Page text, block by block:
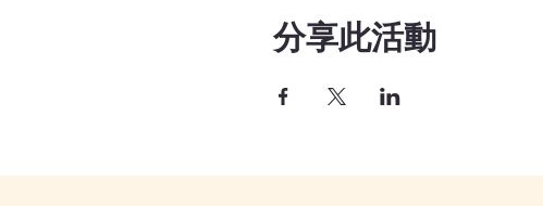
分享此活動